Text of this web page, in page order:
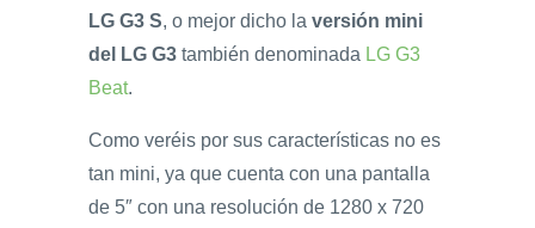
LG G3 S, o mejor dicho la versión mini
del LG G3 también denominada LG G3
Beat.
Como veréis por sus características no es
tan mini, ya que cuenta con una pantalla
de 5″ con una resolución de 1280 x 720